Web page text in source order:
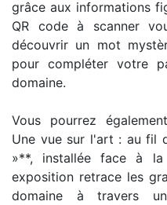
grâce aux informations
QR code à scanner
découvrir un mot
pour compléter votre
domaine.
Vous pourrez
Une vue sur l'art : au fil
»**, installée face à
exposition retrace les
domaine à travers